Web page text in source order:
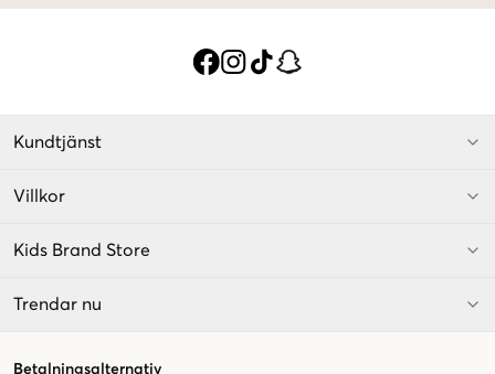
Kundtjänst
Villkor
Kids Brand Store
Trendar nu
Betalningsalternativ